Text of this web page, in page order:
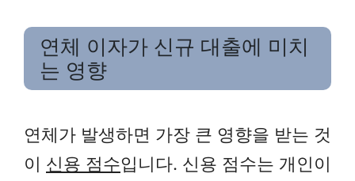
연체 이자가 신규 대출에 미치
는 영향
연체가 발생하면 가장 큰 영향을 받는 것
이 신용 점수입니다. 신용 점수는 개인이